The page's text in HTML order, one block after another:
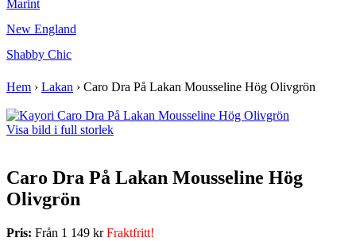
Marint
New England
Shabby Chic
Hem › Lakan › Caro Dra På Lakan Mousseline Hög Olivgrön
Visa bild i full storlek
Caro Dra På Lakan Mousseline Hög
Olivgrön
Pris: Från 1 149 krFraktfritt!